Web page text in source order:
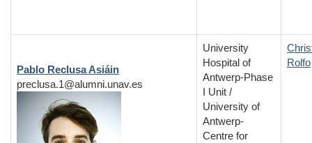
Pablo Reclusa Asiáin
preclusa.1@alumni.unav.es
University
Hospital of
Antwerp-Phase
I Unit /
University of
Antwerp-
Centre for
Rolfo